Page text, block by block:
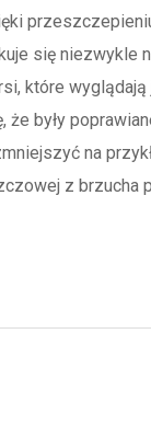
się niezwykle
które wyglądają
były
na
z brzucha